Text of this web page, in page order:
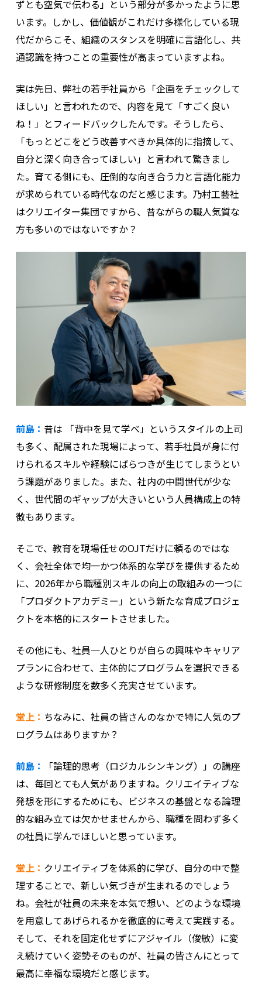
ずとも空気で伝わる」という部分が多かったように思
います。しかし、価値観がこれだけ多様化している現
代だからこそ、組織のスタンスを明確に言語化し、共
通認識を持つことの重要性が高まっていますよね。
実は先日、弊社の若手社員から「企画をチェックして
ほしい」と言われたので、内容を見て「すごく良い
ね！」とフィードバックしたんです。そうしたら、
「もっとどこをどう改善すべきか具体的に指摘して、
自分と深く向き合ってほしい」と言われて驚きまし
た。育てる側にも、圧倒的な向き合う力と言語化能力
が求められている時代なのだと感じます。乃村工藝社
はクリエイター集団ですから、昔ながらの職人気質な
方も多いのではないですか？
前島： 昔は 「背中を見て学べ」というスタイルの上司
も多く、配属された現場によって、若手社員が身に付
けられるスキルや経験にばらつきが生じてしまうとい
う課題がありました。また、社内の中間世代が少な
く、世代間のギャップが大きいという人員構成上の特
徴もあります。
そこで、教育を現場任せのOJTだけに頼るのではな
く、会社全体で均一かつ体系的な学びを提供するため
に、2026年から職種別スキルの向上の取組みの一つに
「プロダクトアカデミー」という新たな育成プロジェ
クトを本格的にスタートさせました。
その他にも、社員一人ひとりが自らの興味やキャリア
プランに合わせて、主体的にプログラムを選択できる
ような研修制度を数多く充実させています。
堂上： ちなみに、社員の皆さんのなかで特に人気のプ
ログラムはありますか？
前島：
「論理的思考（ロジカルシンキング）」の講座
は、毎回とても人気がありますね。クリエイティブな
発想を形にするためにも、ビジネスの基盤となる論理
的な組み立ては欠かせませんから、職種を問わず多く
の社員に学んでほしいと思っています。
堂上： クリエイティブを体系的に学び、自分の中で整
理することで、新しい気づきが生まれるのでしょう
ね。会社が社員の未来を本気で想い、どのような環境
を用意してあげられるかを徹底的に考えて実践する。
そして、それを固定化せずにアジャイル（俊敏）に変
え続けていく姿勢そのものが、社員の皆さんにとって
最高に幸福な環境だと感じます。